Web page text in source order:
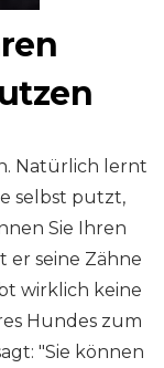
Natürlich lernt
selbst putzt,
Sie Ihren
er seine Zähne
wirklich keine
Hundes zum
"Sie können